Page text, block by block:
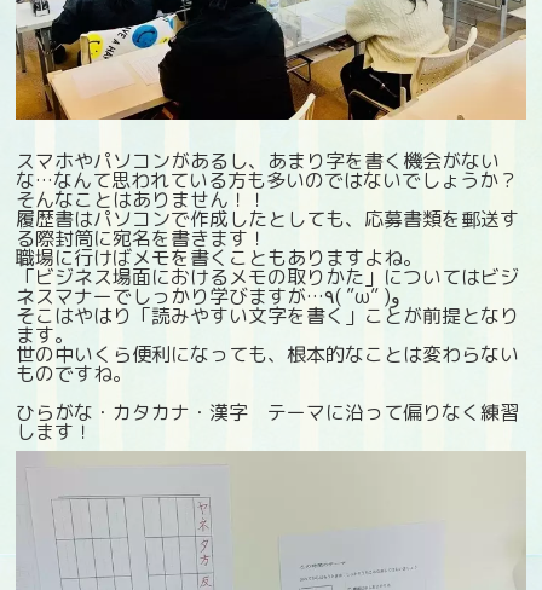
スマホやパソコンがあるし、あまり字を書く機会がない
な…なんて思われている方も多いのではないでしょうか？
そんなことはありません！！
履歴書はパソコンで作成したとしても、応募書類を郵送す
る際封筒に宛名を書きます！
職場に行けばメモを書くこともありますよね。
「ビジネス場面におけるメモの取りかた」についてはビジ
ネスマナーでしっかり学びますが…٩( ”ω” )و
そこはやはり「読みやすい文字を書く」ことが前提となり
ます。
世の中いくら便利になっても、根本的なことは変わらない
ものですね。
ひらがな・カタカナ・漢字 テーマに沿って偏りなく練習
します！